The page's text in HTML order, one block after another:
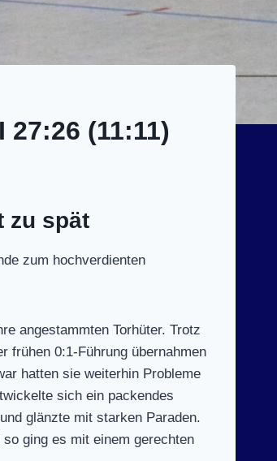
(11:11)
zu spät
zum hochverdienten
angestammten Torhüter. Trotz
frühen 0:1-Führung übernahmen
hatten sie weiterhin Probleme
sich ein packendes
glänzte mit starken Paraden.
ging es mit einem gerechten